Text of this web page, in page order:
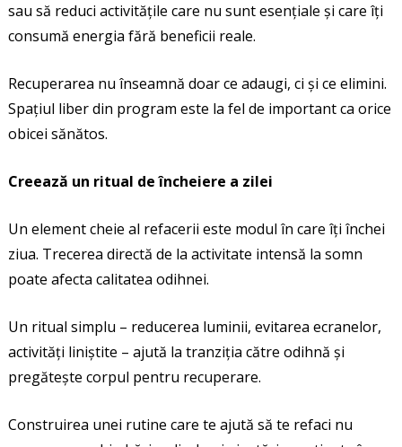
sau să reduci activitățile care nu sunt esențiale și care îți
consumă energia fără beneficii reale.
Recuperarea nu înseamnă doar ce adaugi, ci și ce elimini.
Spațiul liber din program este la fel de important ca orice
obicei sănătos.
Creează un ritual de încheiere a zilei
Un element cheie al refacerii este modul în care îți închei
ziua. Trecerea directă de la activitate intensă la somn
poate afecta calitatea odihnei.
Un ritual simplu – reducerea luminii, evitarea ecranelor,
activități liniștite – ajută la tranziția către odihnă și
pregătește corpul pentru recuperare.
Construirea unei rutine care te ajută să te refaci nu